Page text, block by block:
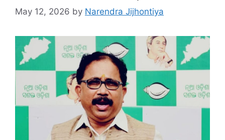
May 12, 2026 by Narendra Jijhontiya